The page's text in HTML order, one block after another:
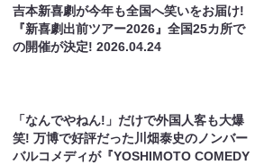
吉本新喜劇が今年も全国へ笑いをお届け!
『新喜劇出前ツアー2026』全国25カ所で
の開催が決定!2026.04.24
「なんでやねん!」だけで外国人客も大爆
笑! 万博で好評だった川畑泰史のノンバー
バルコメディが『YOSHIMOTO COMEDY